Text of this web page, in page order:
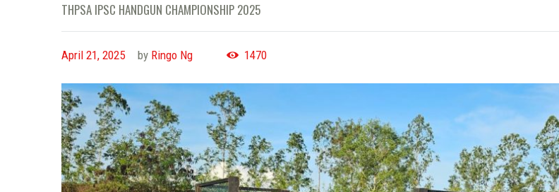
THPSA IPSC HANDGUN CHAMPIONSHIP 2025
April 21, 2025 by Ringo Ng 1470